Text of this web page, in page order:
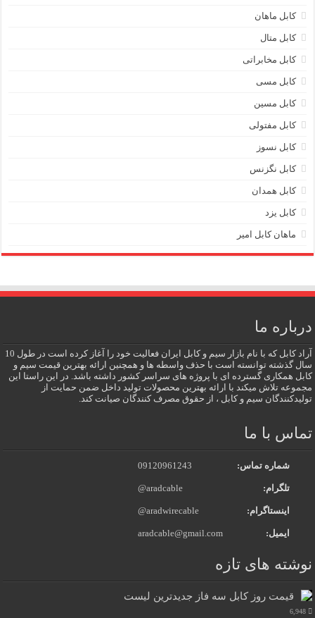
کابل ماهان
کابل متال
کابل مخابراتی
کابل مسی
کابل مسین
کابل مفتولی
کابل نسوز
کابل نگزنس
کابل همدان
کابل یزد
ماهان کابل امیر
درباره ما
آراد کابل که با نام بازار سیم و کابل ایران فعالیت خود را آغاز کرده است در طول 10
سال گذشته توانسته است با حذف واسطه ها و همچنین ارائه بهترین قیمت سیم و
کابل همکاری گسترده ای با پروژه های سراسر کشور داشته باشد. در این راستا این
مجموعه تلاش میکند با ارائه بهترین محصولات تولید داخل ضمن حمایت از
تولیدکنندگان سیم و کابل ، از حقوق مصرف کنندگان صیانت کند.
تماس با ما
شماره تماس: 09120961243
تلگرام: @aradcable
اینستاگرام: @aradwirecable
ایمیل: aradcable@gmail.com
نوشته های تازه
قیمت روز کابل سه فاز جدیدترین لیست
6,948